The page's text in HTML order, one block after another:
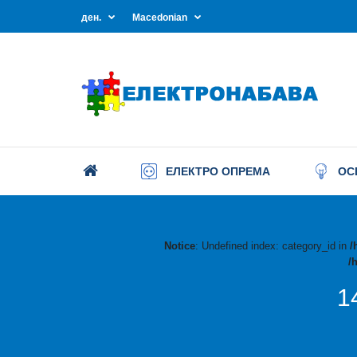
ден. Macedonian
ЕЛЕКТРО ОПРЕМА
Notice: Undefined index: category_id in /
/